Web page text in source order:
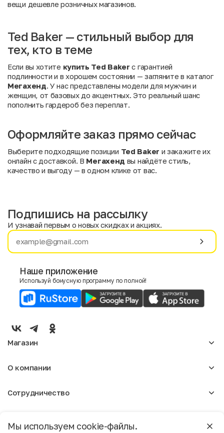
вещи дешевле розничных магазинов.
Ted Baker — стильный выбор для
тех, кто в теме
Если вы хотите купить Ted Baker с гарантией
подлинности и в хорошем состоянии — загляните в каталог
Мегахенд. У нас представлены модели для мужчин и
женщин, от базовых до акцентных. Это реальный шанс
пополнить гардероб без переплат.
Оформляйте заказ прямо сейчас
Выберите подходящие позиции Ted Baker и закажите их
онлайн с доставкой. В Мегахенд вы найдёте стиль,
качество и выгоду — в одном клике от вас.
Имя
E-mail
Мужской
Мы используем cookie-файлы.
Москва
Подпишись на рассылку
И узнавай первым о новых скидках и акциях.
Наше приложение
Используй бонусную программу по полной!
Магазин
Мужское
О компании
Отзывы
Магазины
Сотрудничество
Реклама